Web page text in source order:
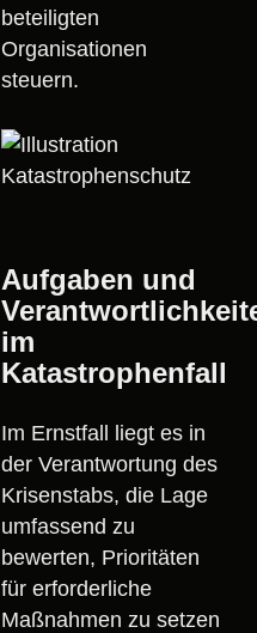
beteiligten
Organisationen
steuern.
Aufgaben und
im
Katastrophenfall
Im Ernstfall liegt es in
der Verantwortung des
Krisenstabs, die Lage
umfassend zu
bewerten, Prioritäten
für erforderliche
Maßnahmen zu setzen